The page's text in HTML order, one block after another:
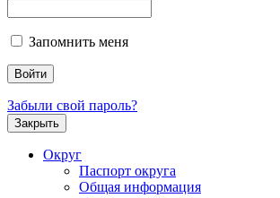
Запомнить меня
Забыли свой пароль?
Закрыть
Округ
Паспорт округа
Общая информация